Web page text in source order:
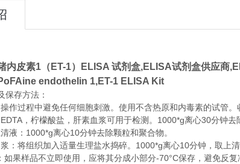
内皮素1（ET-1）ELISA 试剂盒,ELISA试剂盒供应商
endothelin 1,ET-1 ELISA Kit
保存方法：
程中避免任何细胞刺激。使用不含热原和内毒素的试管。
，柠檬酸盐，肝素血浆可用于检测。1000*g离心30分钟去
1000*g离心10分钟去除颗粒和聚合物。
组织加入适量生理盐水捣碎。1000*g离心10分钟，取上清
品不立即使用，应将其分成小部分-70°C保存，避免反复